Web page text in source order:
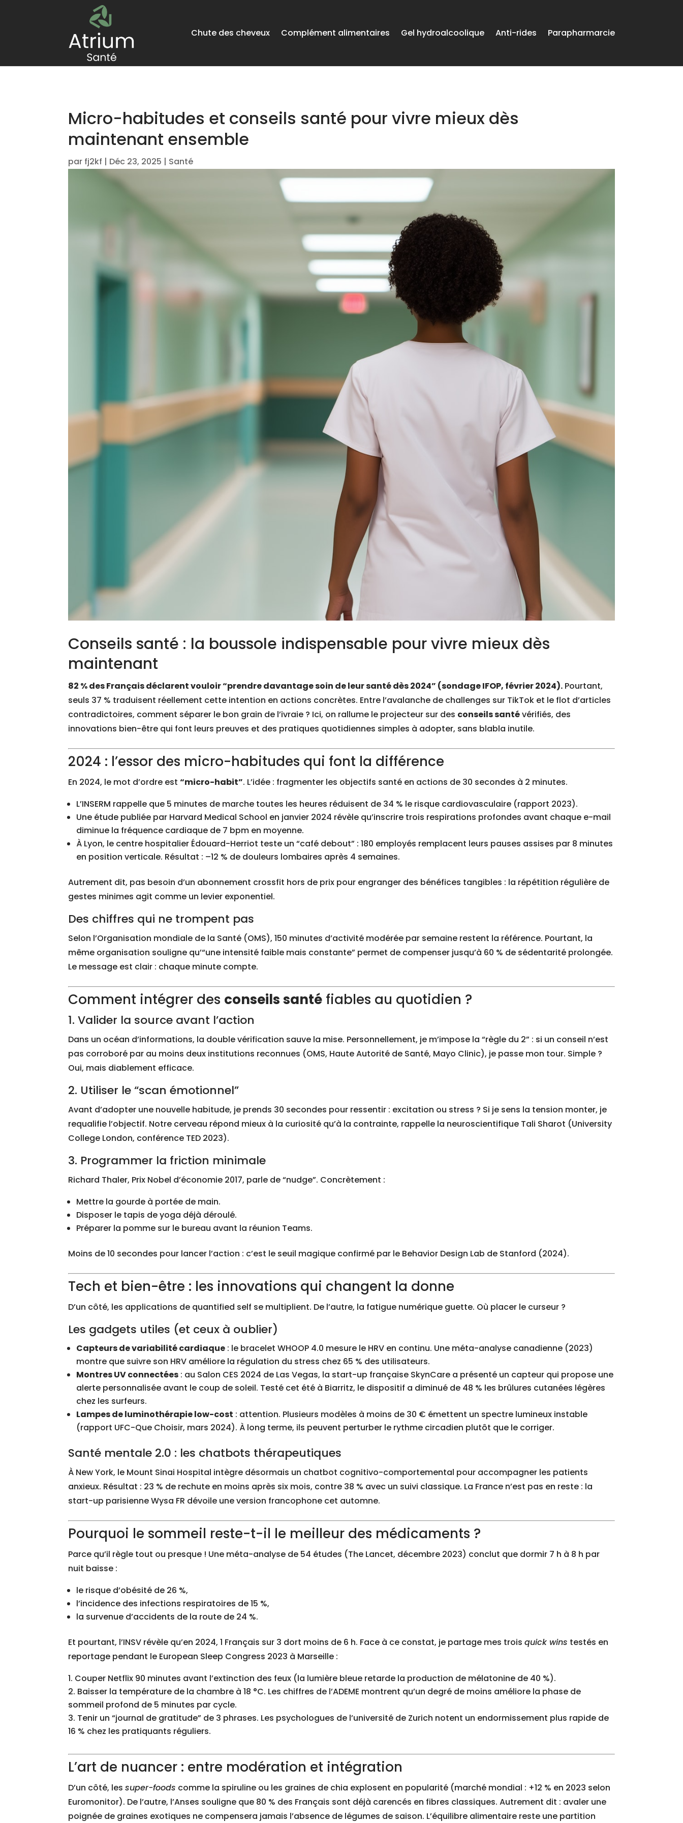
Chute des cheveux Complément alimentaires Gel hydroalcoolique Anti-rides Parapharmarcie
Micro-habitudes et conseils santé pour vivre mieux dès
maintenant ensemble
par fj2kf | Déc 23, 2025 | Santé
Conseils santé : la boussole indispensable pour vivre mieux dès
maintenant
82 % des Français déclarent vouloir “prendre davantage soin de leur santé dès 2024” (sondage IFOP, février 2024). Pourtant,
seuls 37 % traduisent réellement cette intention en actions concrètes. Entre l’avalanche de challenges sur TikTok et le flot d’articles
contradictoires, comment séparer le bon grain de l’ivraie ? Ici, on rallume le projecteur sur des conseils santévérifiés, des
innovations bien-être qui font leurs preuves et des pratiques quotidiennes simples à adopter, sans blabla inutile.
2024 : l’essor des micro-habitudes qui font la différence
En 2024, le mot d’ordre est“micro-habit”. L’idée : fragmenter les objectifs santé en actions de 30 secondes à 2 minutes.
L’INSERM rappelle que 5 minutes de marche toutes les heures réduisent de 34 % le risque cardiovasculaire (rapport 2023).
Une étude publiée par Harvard Medical School en janvier 2024 révèle qu’inscrire trois respirations profondes avant chaque e-mail
diminue la fréquence cardiaque de 7 bpm en moyenne.
À Lyon, le centre hospitalier Édouard-Herriot teste un “café debout” : 180 employés remplacent leurs pauses assises par 8 minutes
en position verticale. Résultat : –12 % de douleurs lombaires après 4 semaines.
Autrement dit, pas besoin d’un abonnement crossfit hors de prix pour engranger des bénéfices tangibles : la répétition régulière de
gestes minimes agit comme un levier exponentiel.
Des chiffres qui ne trompent pas
Selon l’Organisation mondiale de la Santé (OMS), 150 minutes d’activité modérée par semaine restent la référence. Pourtant, la
même organisation souligne qu’“une intensité faible mais constante” permet de compenser jusqu’à 60 % de sédentarité prolongée.
Le message est clair : chaque minute compte.
Comment intégrer des conseils santé fiables au quotidien ?
1. Valider la source avant l’action
Dans un océan d’informations, la double vérification sauve la mise. Personnellement, je m’impose la “règle du 2” : si un conseil n’est
pas corroboré par au moins deux institutions reconnues (OMS, Haute Autorité de Santé, Mayo Clinic), je passe mon tour. Simple ?
Oui, mais diablement efficace.
2. Utiliser le “scan émotionnel”
Avant d’adopter une nouvelle habitude, je prends 30 secondes pour ressentir : excitation ou stress ? Si je sens la tension monter, je
requalifie l’objectif. Notre cerveau répond mieux à la curiosité qu’à la contrainte, rappelle la neuroscientifique Tali Sharot (University
College London, conférence TED 2023).
3. Programmer la friction minimale
Richard Thaler, Prix Nobel d’économie 2017, parle de “nudge”. Concrètement :
Mettre la gourde à portée de main.
Disposer le tapis de yoga déjà déroulé.
Préparer la pomme sur le bureau avant la réunion Teams.
Moins de 10 secondes pour lancer l’action : c’est le seuil magique confirmé par le Behavior Design Lab de Stanford (2024).
Tech et bien-être : les innovations qui changent la donne
D’un côté, les applications de quantified self se multiplient. De l’autre, la fatigue numérique guette. Où placer le curseur ?
Les gadgets utiles (et ceux à oublier)
Capteurs de variabilité cardiaque : le bracelet WHOOP 4.0 mesure le HRV en continu. Une méta-analyse canadienne (2023)
montre que suivre son HRV améliore la régulation du stress chez 65 % des utilisateurs.
Montres UV connectées : au Salon CES 2024 de Las Vegas, la start-up française SkynCare a présenté un capteur qui propose une
alerte personnalisée avant le coup de soleil. Testé cet été à Biarritz, le dispositif a diminué de 48 % les brûlures cutanées légères
chez les surfeurs.
Lampes de luminothérapie low-cost : attention. Plusieurs modèles à moins de 30 € émettent un spectre lumineux instable
(rapport UFC-Que Choisir, mars 2024). À long terme, ils peuvent perturber le rythme circadien plutôt que le corriger.
Santé mentale 2.0 : les chatbots thérapeutiques
À New York, le Mount Sinai Hospital intègre désormais un chatbot cognitivo-comportemental pour accompagner les patients
anxieux. Résultat : 23 % de rechute en moins après six mois, contre 38 % avec un suivi classique. La France n’est pas en reste : la
start-up parisienne Wysa FR dévoile une version francophone cet automne.
Pourquoi le sommeil reste-t-il le meilleur des médicaments ?
Parce qu’il règle tout ou presque ! Une méta-analyse de 54 études (The Lancet, décembre 2023) conclut que dormir 7 h à 8 h par
nuit baisse :
le risque d’obésité de 26 %,
l’incidence des infections respiratoires de 15 %,
la survenue d’accidents de la route de 24 %.
Et pourtant, l’INSV révèle qu’en 2024, 1 Français sur 3 dort moins de 6 h. Face à ce constat, je partage mes troisquick wins testés en
reportage pendant le European Sleep Congress 2023 à Marseille :
Couper Netflix 90 minutes avant l’extinction des feux (la lumière bleue retarde la production de mélatonine de 40 %).
Baisser la température de la chambre à 18 °C. Les chiffres de l’ADEME montrent qu’un degré de moins améliore la phase de
sommeil profond de 5 minutes par cycle.
Tenir un “journal de gratitude” de 3 phrases. Les psychologues de l’université de Zurich notent un endormissement plus rapide de
16 % chez les pratiquants réguliers.
L’art de nuancer : entre modération et intégration
D’un côté, lessuper-foods comme la spiruline ou les graines de chia explosent en popularité (marché mondial : +12 % en 2023 selon
Euromonitor). De l’autre, l’Anses souligne que 80 % des Français sont déjà carencés en fibres classiques. Autrement dit : avaler une
poignée de graines exotiques ne compensera jamais l’absence de légumes de saison. L’équilibre alimentaire reste une partition